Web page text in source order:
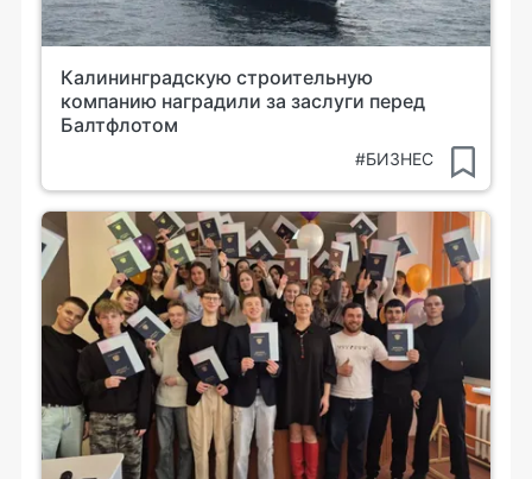
Калининградскую строительную
компанию наградили за заслуги перед
Балтфлотом
#БИЗНЕС